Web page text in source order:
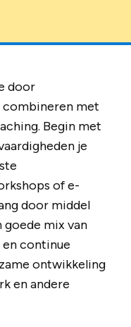
door
met
Begin met
je
of e-
door middel
goede mix van
continue
ontwikkeling
en andere